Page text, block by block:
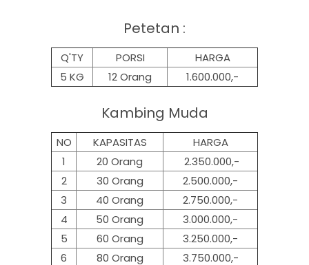
Petetan :
Q'TY PORSI
HARGA
5 KG
12 Orang 1.600.000,-
Kambing Muda
NO KAPASITAS
HARGA
1
20 Orang
2.350.000,-
2
30 Orang
2.500.000,-
3
40 Orang
2.750.000,-
4
50 Orang
3.000.000,-
5
60 Orang
3.250.000,-
6
80 Orang 3.750.000,-